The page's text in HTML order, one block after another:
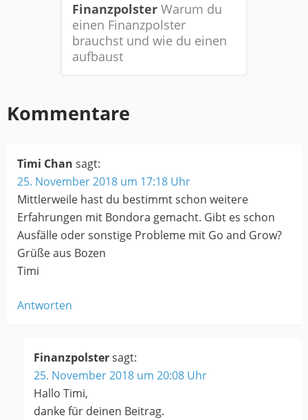
Finanzpolster Warum du
einen Finanzpolster
brauchst und wie du einen
aufbaust
Kommentare
Timi Chan sagt:
25. November 2018 um 17:18 Uhr
Mittlerweile hast du bestimmt schon weitere
Erfahrungen mit Bondora gemacht. Gibt es schon
Ausfälle oder sonstige Probleme mit Go and Grow?
Grüße aus Bozen
Timi
Antworten
Finanzpolstersagt:
25. November 2018 um 20:08 Uhr
Hallo Timi,
danke für deinen Beitrag.